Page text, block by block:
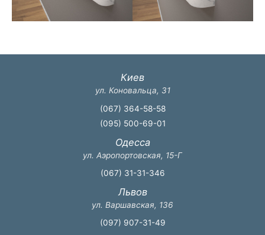
Киев
ул. Коновальца, 31
(067) 364-58-58
(095) 500-69-01
Одесса
ул. Аэропортовская, 15-Г
(067) 31-31-346
Львов
ул. Варшавская, 136
(097) 907-31-49